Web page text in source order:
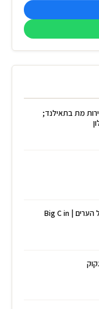
תיירות מת בתאילנד;
ביג סי תאילנד - מרכזי קניות בכל הערים | Big C in